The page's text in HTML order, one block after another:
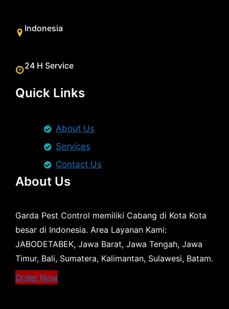
Indonesia
24 H Service
Quick Links
About Us
Services
Contact Us
About Us
Garda Pest Control memiliki Cabang di Kota Kota
besar di Indonesia. Area Layanan Kami:
JABODETABEK, Jawa Barat, Jawa Tengah, Jawa
Timur, Bali, Sumatera, Kalimantan, Sulawesi, Batam.
Order Now